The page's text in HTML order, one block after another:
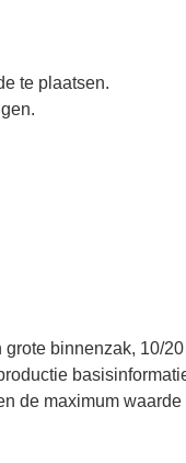
te plaatsen.
binnenzak, 10/
de maximum